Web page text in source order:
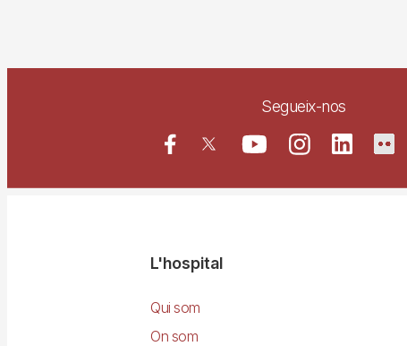
Segueix-nos
NavegacióL'hospital
Qui som
On som